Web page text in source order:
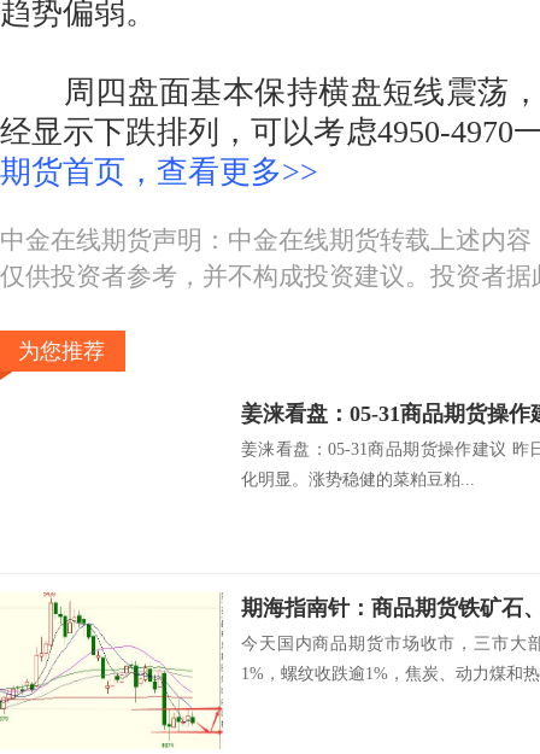
趋势偏弱。
周四盘面基本保持横盘短线震荡，
经显示下跌排列，可以考虑4950-4970
期货首页，查看更多>>
中金在线期货声明：中金在线期货转载上述内
仅供投资者参考，并不构成投资建议。投资者
为您推荐
姜涞看盘：05-31商品期货
姜涞看盘：05-31商品期货操作建议 昨
化明显。涨势稳健的菜粕豆粕...
期海指南针：商品期货铁矿石
今天国内商品期货市场收市，三市大
1%，螺纹收跌逾1%，焦炭、动力煤和